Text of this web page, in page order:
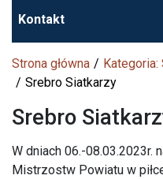
Kontakt
Strona główna Kategoria:
Srebro Siatkarzy
Srebro
W dniach 06.-08.03.2023r.
Mistrzostw Powiatu w